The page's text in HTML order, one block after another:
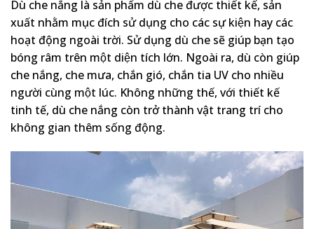
Dù che nắng là sản phẩm dù che được thiết kế, sản
xuất nhằm mục đích sử dụng cho các sự kiện hay các
hoạt động ngoài trời. Sử dụng dù che sẽ giúp bạn tạo
bóng râm trên một diện tích lớn. Ngoài ra, dù còn giúp
che nắng, che mưa, chắn gió, chắn tia UV cho nhiều
người cùng một lúc. Không những thế, với thiết kế
tinh tế, dù che nắng còn trở thành vật trang trí cho
không gian thêm sống động.